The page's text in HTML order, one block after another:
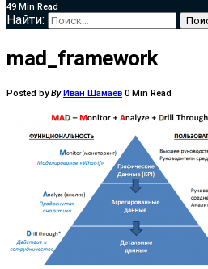
49 Min Read
Найти:
mad_framework
Posted by ByИван Шамаев 0 Min Read